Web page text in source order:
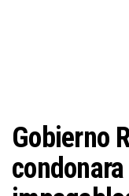
Gobierno